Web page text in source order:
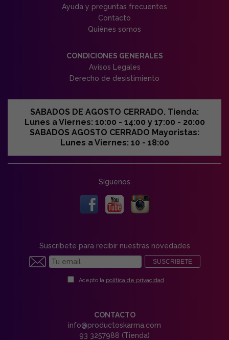
Ayuda y preguntas frecuentes
Contacto
Quiénes somos
CONDICIONES GENERALES
Avisos Legales
Derecho de desistimiento
SABADOS DE AGOSTO CERRADO. Tienda:
Lunes a Viernes: 10:00 - 14:00 y 17:00 - 20:00
SABADOS AGOSTO CERRADO Mayoristas:
Lunes a Viernes: 10 - 18:00
Síguenos
Suscríbete para recibir nuestras novedades
SUSCRIBETE
Acepto la política de privacidad
CONTACTO
info@productoskarma.com
93 3257988 (Tienda)